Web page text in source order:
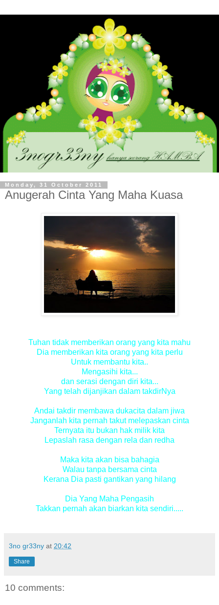
Monday, 31 October 2011
Anugerah Cinta Yang Maha Kuasa
Tuhan tidak memberikan orang yang kita mahu
Dia memberikan kita orang yang kita perlu
Untuk membantu kita..
Mengasihi kita...
dan serasi dengan diri kita...
Yang telah dijanjikan dalam takdirNya
Andai takdir membawa dukacita dalam jiwa
Janganlah kita pernah takut melepaskan cinta
Ternyata itu bukan hak milik kita
Lepaslah rasa dengan rela dan redha
Maka kita akan bisa bahagia
Walau tanpa bersama cinta
Kerana Dia pasti gantikan yang hilang
Dia Yang Maha Pengasih
Takkan pernah akan biarkan kita sendiri.....
3no gr33ny at 20:42
Share
10 comments: